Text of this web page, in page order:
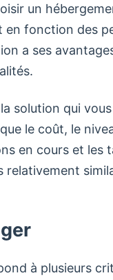
un
en fonction des
a ses
solution qui
le coût, le
en cours et les
relativement
à plusieurs